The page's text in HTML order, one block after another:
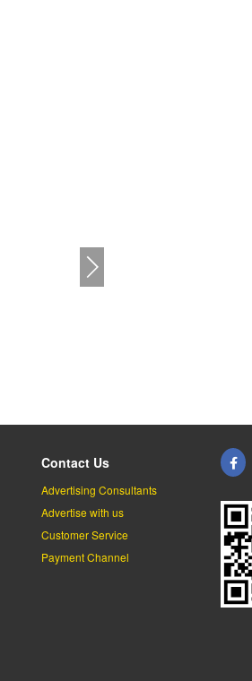
Contact Us
Advertising Consultants
Advertise with us
Customer Service
Payment Channel